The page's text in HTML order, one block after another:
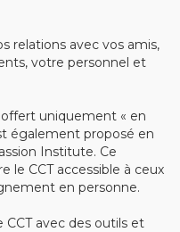
relations avec vos amis,
votre personnel et
uniquement « en
également proposé en
Institute. Ce
le CCT accessible à ceux
en personne.
avec des outils et